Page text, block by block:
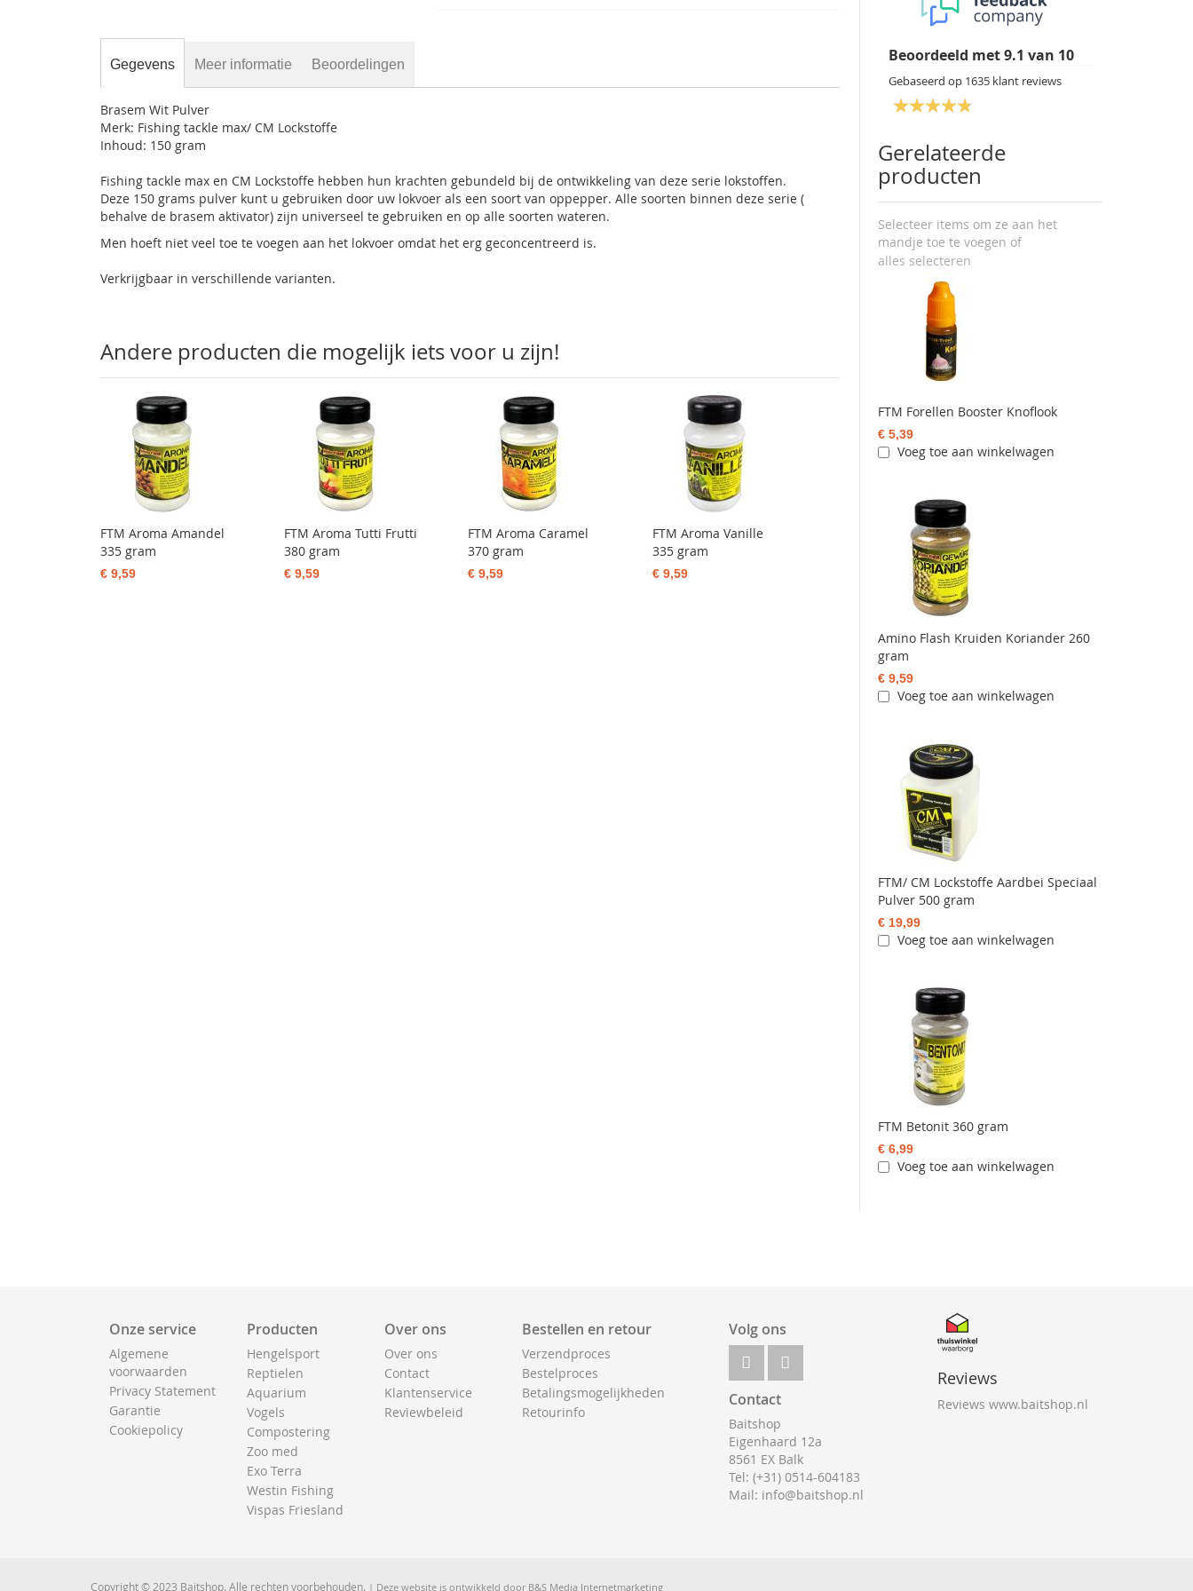
Beoordeeld met9.1 van 10
Gebaseerd op 1635 klant reviews
Gerelateerde
producten
Selecteer items om ze aan het
mandje toe te voegen of
alles selecteren
FTM Forellen Booster Knoflook
€ 5,39
Voeg toe aan winkelwagen
Amino Flash Kruiden Koriander 260
gram
€ 9,59
Voeg toe aan winkelwagen
FTM/ CM Lockstoffe Aardbei Speciaal
Pulver 500 gram
€ 19,99
Voeg toe aan winkelwagen
FTM Betonit 360 gram
€ 6,99
Voeg toe aan winkelwagen
Gegevens
Brasem Wit Pulver
Merk: Fishing tackle max/ CM Lockstoffe
Inhoud: 150 gram
Fishing tackle max en CM Lockstoffe hebben hun krachten gebundeld bij de ontwikkeling van deze serie lokstoffen.
Deze 150 grams pulver kunt u gebruiken door uw lokvoer als een soort van oppepper. Alle soorten binnen deze serie (
behalve de brasem aktivator) zijn universeel te gebruiken en op alle soorten wateren.
Men hoeft niet veel toe te voegen aan het lokvoer omdat het erg geconcentreerd is.
Verkrijgbaar in verschillende varianten.
Meer informatie Beoordelingen
Andere producten die mogelijk iets voor u zijn!
FTM Aroma Amandel
335 gram
€ 9,59
FTM Aroma Tutti Frutti
380 gram
€ 9,59
FTM Aroma Caramel
370 gram
€ 9,59
FTM Aroma Vanille
335 gram
€ 9,59
Onze service
Algemene
voorwaarden
Privacy Statement
Garantie
Cookiepolicy
Producten
Hengelsport
Reptielen
Aquarium
Vogels
Compostering
Zoo med
Exo Terra
Westin Fishing
Vispas Friesland
Over ons
Over ons
Contact
Klantenservice
Reviewbeleid
Bestellen en retour
Verzendproces
Bestelproces
Betalingsmogelijkheden
Retourinfo
Volg ons
Contact
Baitshop
Eigenhaard 12a
8561 EX Balk
Tel: (+31) 0514-604183
Mail: info@baitshop.nl
Reviews
Reviews www.baitshop.nl
Copyright © 2023 Baitshop. Alle rechten voorbehouden. | Deze website is ontwikkeld door B&S Media Internetmarketing